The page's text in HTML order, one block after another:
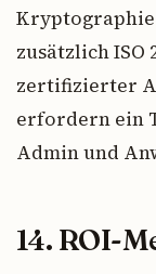
Kryptographie
zusätzlich ISO
zertifizierter
erfordern ein
Admin und
14. ROI-